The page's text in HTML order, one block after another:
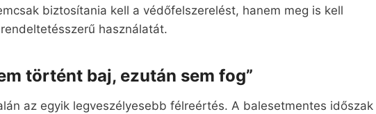
biztosítania kell a védőfelszerelést, hanem meg is kell
használatát.
történt baj, ezután sem fog”
az egyik legveszélyesebb félreértés. A balesetmentes időszak